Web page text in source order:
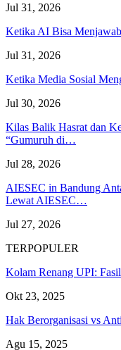
Jul 31, 2026
Ketika AI Bisa
Jul 31, 2026
Ketika Media Sosial
Jul 30, 2026
Kilas Balik Hasrat dan
“Gumuruh di…
Jul 28, 2026
AIESEC in Bandung
Lewat AIESEC…
Jul 27, 2026
TERPOPULER
Kolam Renang UPI:
Okt 23, 2025
Hak Berorganisasi vs
Agu 15, 2025